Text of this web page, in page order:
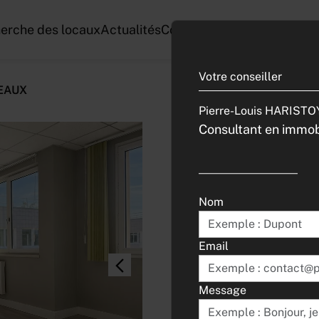
des locauxActualitésConseils
Votre conseiller
Pierre-Louis
Consultant en
Nom
Email
Message
BUREAUX
Référence : 212
199 000Euros HD HT
Immédiate